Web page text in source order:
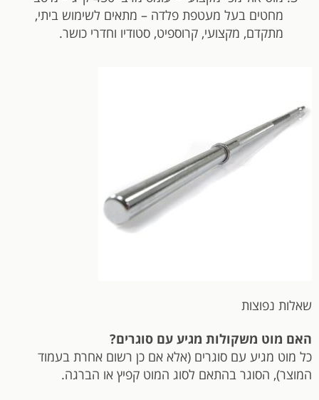
מחטים בעל מעטפת פלדה – מתאים לשימוש ביתי,
מתקדם, מקצועי, קרוספיט, סטודיו וחדרי כושר.
שאלות נפוצות
האם מוט משקולות מגיע עם סוגרים?
כל מוט מגיע עם סוגרים (אלא אם כן רשום אחרת בעמוד
המוצר), הסוגר בהתאם לסוג המוט קפיץ או הברגה.